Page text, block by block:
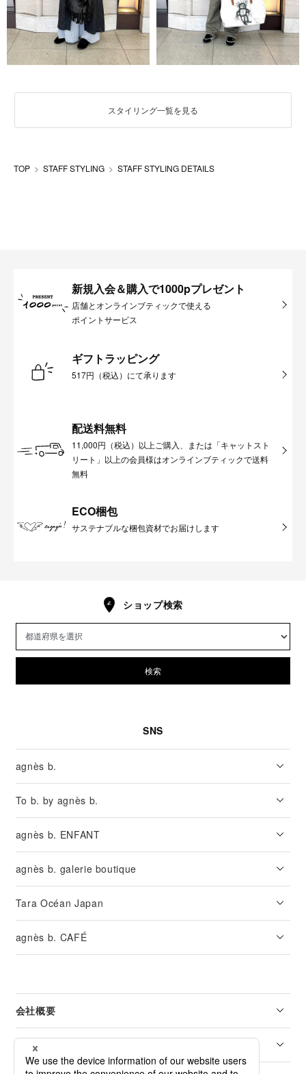
スタイリング一覧を見る
TOP STAFF STYLING STAFF STYLING DETAILS
新規入会＆購入で1000pプレゼント
店舗とオンラインブティックで使える
ポイントサービス
ギフトラッピング
517円（税込）にて承ります
配送料無料
11,000円（税込）以上ご購入、または「キャットスト
リート」以上の会員様はオンラインブティックで送料
無料
ECO梱包
サステナブルな梱包資材でお届けします
ショップ検索
検索
SNS
agnès b.
To b. by agnès b.
agnès b. ENFANT
agnès b. galerie boutique
Tara Océan Japan
agnès b. CAFÉ
会社概要
リーガル